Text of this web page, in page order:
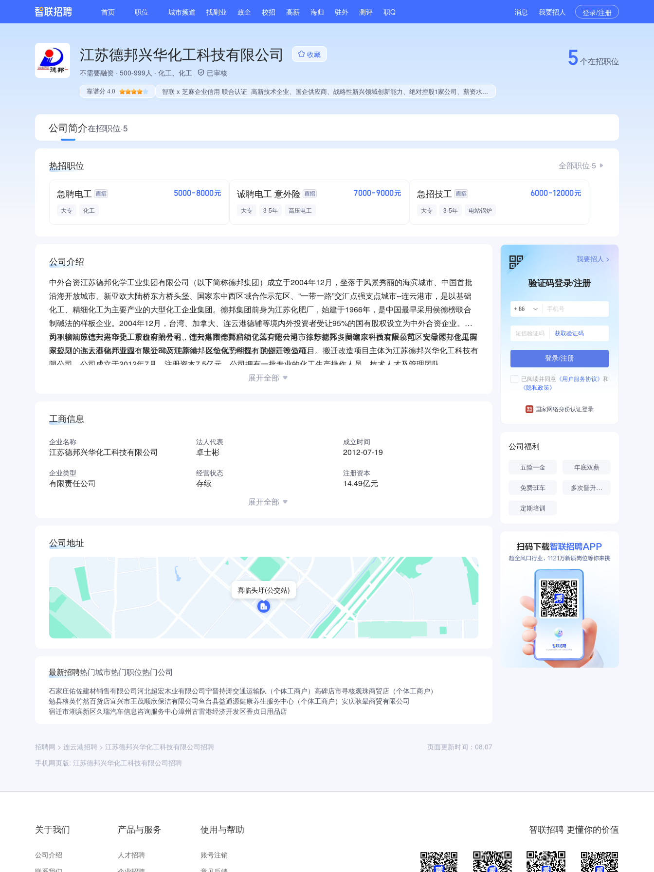
首页 职位 城市频道 找副业 政企 校招 高薪 海归 驻外 测评 职Q 消息 我要招人 登录/注册
江苏德邦兴华化工科技有限公司
收藏
不需要融资 · 500-999人 · 化工、化工 已审核
靠谱分 4.0 智联 x 芝麻企业信用 联合认证 高新技术企业、国企供应商、战略性新兴领域创新能力、绝对控股1家公司、薪资水平全省同行前30%、A级纳税人、多产业布局、拥有节能环保技术、拥有发明专利、专利授权量同领域前5%、技术布局行业领先、拥有绿色低碳技术、权威管理体系认证、创新型中小企业、大学生就业贡献、拥有绿色资质、民营科技企业、拥有著作权、软件研发量位于同行前40%
5个在招职位
公司简介在招职位·5
热招职位 全部职位·5
急聘电工 5000-8000元
大专 化工
诚聘电工 意外险 7000-9000元
大专 3-5年 高压电工
急招技工 6000-12000元
大专 3-5年 电站锅炉
公司介绍
中外合资江苏德邦化学工业集团有限公司（以下简称德邦集团）成立于2004年12月，坐落于风景秀丽的海滨城市、中国首批
沿海开放城市、新亚欧大陆桥东方桥头堡、国家东中西区域合作示范区、“一带一路”交汇点强支点城市--连云港市，是以基础
化工、精细化工为主要产业的大型化工企业集团。德邦集团前身为江苏化肥厂，始建于1966年，是中国最早采用侯德榜联合
制碱法的样板企业。2004年12月，台湾、加拿大、连云港德辅等境内外投资者受让95%的国有股权设立为中外合资企业。公
司下辖江苏德邦兴华化工股份有限公司、连云港市德邦精细化工有限公司、江苏德邦多菱健康科技有限公司、安徽德邦化工有
限公司、连云港德邦置业有限公司及江苏德邦兴华化工科技有限公司等公司。
为积极响应连云港市委、市政府的号召，德邦集团全面启动了落户连云港市徐圩新区（国家东中西发展示范区先导区，也是国
家规划的七大石化产业园，靠近30万吨新港，区位优势明显）的搬迁改造项目。搬迁改造项目主体为江苏德邦兴华化工科技有
限公司，公司成立于2012年7月，注册资本7.5亿元，公司拥有一批专业的化工生产操作人员，技术人才及管理团队。
搬迁项目规划用地1356亩，目前项目已完成各项审批工作（项目备案、能评、安评、环评、职评、地质灾害评估等），工程
市徐圩新区，树立基础化工行业新标杆，成为华东地区重要的煤化工、盐化工和化学肥料生产基地。
展开全部
工商信息
企业名称
江苏德邦兴华化工科技有限公司
法人代表
卓士彬
成立时间
2012-07-19
企业类型
有限责任公司
经营状态
存续
注册资本
14.49亿元
展开全部
公司地址
喜临头圩(公交站)
最新招聘热门城市热门职位热门公司
石家庄佑佐建材销售有限公司河北超宏木业有限公司宁晋持涛交通运输队（个体工商户） 高碑店市寻核观珠商贸店（个体工商户）
勉县格英竹然百货店宜兴市王茂顺欣保洁有限公司鱼台县益通源健康养生服务中心（个体工商户） 安庆耿晕商贸有限公司
宿迁市湖滨新区久瑞汽车信息咨询服务中心漳州古雷港经济开发区香贞日用品店
招聘网 > 连云港招聘 > 江苏德邦兴华化工科技有限公司招聘
手机网页版: 江苏德邦兴华化工科技有限公司招聘
页面更新时间：08.07
验证码登录/注册
+ 86
获取验证码
登录/注册
已阅读并同意 《用户服务协议》 和
《隐私政策》
国家网络身份认证登录
我要招人 >
公司福利
五险一金 年底双薪
免费班车 多次晋升机会
定期培训
关于我们
公司介绍
产品与服务
人才招聘
使用与帮助
账号注销
智联招聘 更懂你的价值